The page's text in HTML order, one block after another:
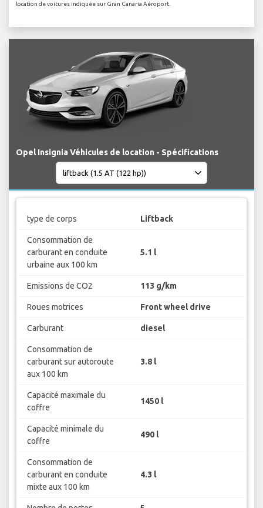
location de voitures indiquée sur Gran Canaria Aéroport.
Opel Insignia Véhicules de location - Spécifications
type de corps Liftback
Consommation de
carburant en conduite
urbaine aux 100 km
5.1 l
Emissions de CO2 113 g/km
Roues motrices Front wheel drive
Carburant diesel
Consommation de
carburant sur autoroute
aux 100 km
3.8 l
Capacité maximale du
coffre
1450 l
Capacité minimale du
coffre
490 l
Consommation de
carburant en conduite
mixte aux 100 km
4.3 l